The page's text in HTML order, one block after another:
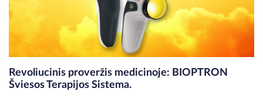
Revoliucinis proveržis medicinoje: BIOPTRON
Šviesos Terapijos Sistema.